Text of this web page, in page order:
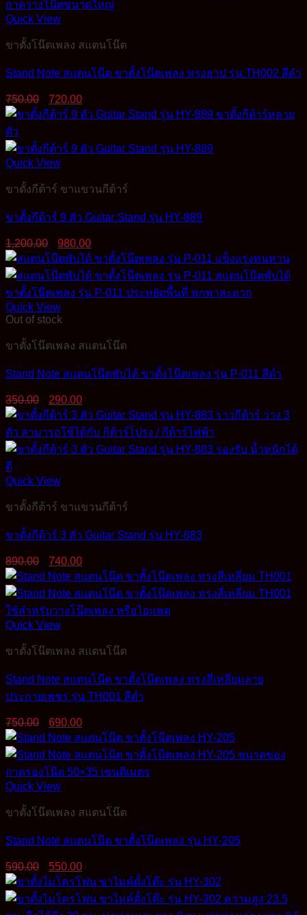
Quick View
ขาตั้งโน๊ตเพลง สแตนโน๊ต
Stand Note สแตนโน๊ต ขาตั้งโน๊ตเพลง ทรงฮาป รุ่น TH002 สีดำ
750.00
Original
price
was:
720.00
price
is:
Quick View
ขาตั้งกีต้าร์ ขาแขวนกีต้าร์
ขาตั้งกีต้าร์ 9 ตัว Guitar Stand รุ่น HY-889
1,200.00
Original
price
was:
1,200.00฿.
980.00
price
is:
980.00฿.
Quick View
Out of stock
ขาตั้งโน๊ตเพลง สแตนโน๊ต
Stand Note สแตนโน๊ตพับได้ ขาตั้งโน๊ตเพลง รุ่น P-011 สีดำ
350.00
Original
price
was:
350.00฿.
290.00
price
is:
290.00฿.
Quick View
ขาตั้งกีต้าร์ ขาแขวนกีต้าร์
ขาตั้งกีต้าร์ 3 ตัว Guitar Stand รุ่น HY-883
890.00
Original
price
was:
890.00฿.
740.00
price
is:
740.00฿.
Quick View
ขาตั้งโน๊ตเพลง สแตนโน๊ต
Stand Note สแตนโน๊ต ขาตั้งโน๊ตเพลง ทรงสี่เหลี่ยมลาย
ประกายเพชร รุ่น TH001 สีดำ
750.00
Original
price
was:
750.00฿.
690.00
price
is:
690.00฿.
Quick View
ขาตั้งโน๊ตเพลง สแตนโน๊ต
Stand Note สแตนโน๊ต ขาตั้งโน๊ตเพลง รุ่น HY-205
590.00
Original
price
was:
590.00฿.
550.00
price
is:
550.00฿.